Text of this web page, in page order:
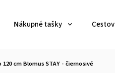
Nákupné tašky
cm Blomus STAY - čiernosivé